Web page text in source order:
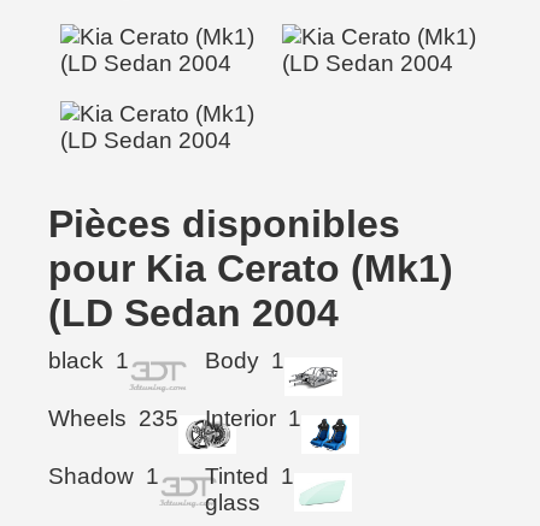
Pièces disponibles
pour Kia Cerato (Mk1)
(LD Sedan 2004
black 1 Body 1
Wheels 235 Interior 1
Shadow 1
Tinted
glass
1